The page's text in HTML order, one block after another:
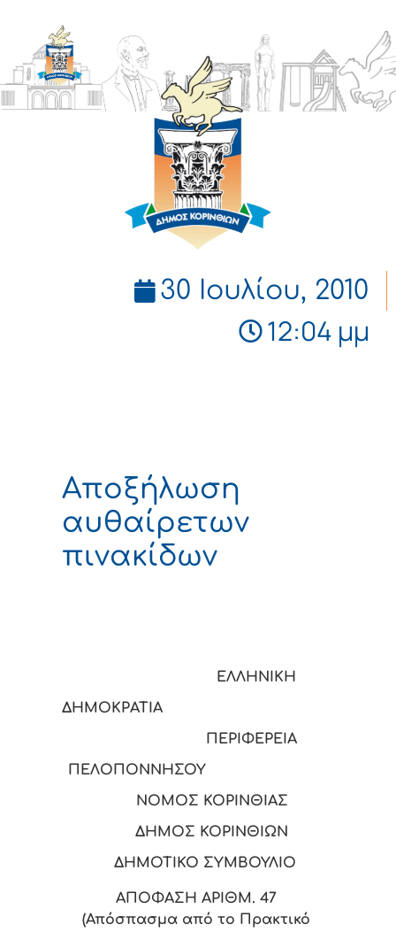
ΔΗΜΟΣ
ΚΟΡΙΝΘΙΩΝ
30 Ιουλίου, 2010
12:04 μμ
Αποξήλωση
αυθαίρετων
πινακίδων
ΕΛΛΗΝΙΚΗ
ΔΗΜΟΚΡΑΤΙΑ
ΠΕΡΙΦΕΡΕΙΑ
ΠΕΛΟΠΟΝΝΗΣΟΥ
ΝΟΜΟΣ ΚΟΡΙΝΘΙΑΣ
ΔΗΜΟΣ ΚΟΡΙΝΘΙΩΝ
ΔΗΜΟΤΙΚΟ ΣΥΜΒΟΥΛΙΟ
ΑΠΟΦΑΣΗ ΑΡΙΘΜ. 47
(Απόσπασμα από το Πρακτικό